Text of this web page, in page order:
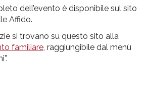
dell’evento è disponibile sul sito
Affido.
si trovano su questo sito alla
familiare , raggiungibile dal menù